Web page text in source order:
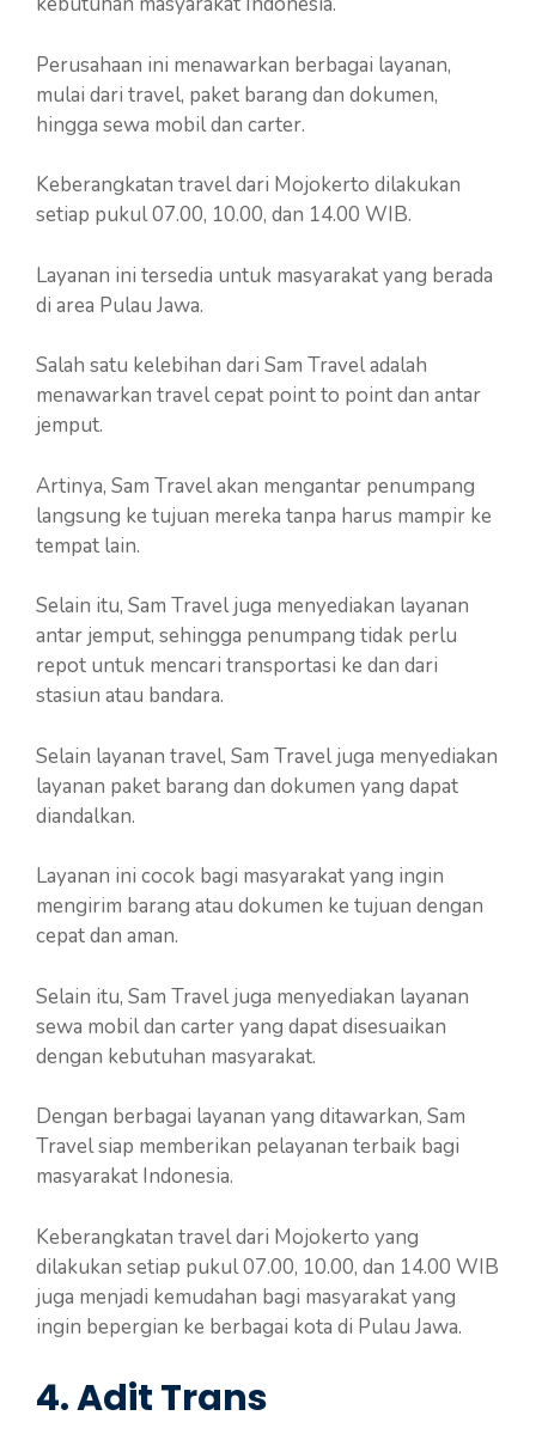
Perusahaan ini menawarkan berbagai layanan,
mulai dari travel, paket barang dan dokumen,
hingga sewa mobil dan carter.
Keberangkatan travel dari Mojokerto dilakukan
setiap pukul 07.00, 10.00, dan 14.00 WIB.
Layanan ini tersedia untuk masyarakat yang berada
di area Pulau Jawa.
Salah satu kelebihan dari Sam Travel adalah
menawarkan travel cepat point to point dan antar
jemput.
Artinya, Sam Travel akan mengantar penumpang
langsung ke tujuan mereka tanpa harus mampir ke
tempat lain.
Selain itu, Sam Travel juga menyediakan layanan
antar jemput, sehingga penumpang tidak perlu
repot untuk mencari transportasi ke dan dari
stasiun atau bandara.
Selain layanan travel, Sam Travel juga menyediakan
layanan paket barang dan dokumen yang dapat
diandalkan.
Layanan ini cocok bagi masyarakat yang ingin
mengirim barang atau dokumen ke tujuan dengan
cepat dan aman.
Selain itu, Sam Travel juga menyediakan layanan
sewa mobil dan carter yang dapat disesuaikan
dengan kebutuhan masyarakat.
Dengan berbagai layanan yang ditawarkan, Sam
Travel siap memberikan pelayanan terbaik bagi
masyarakat Indonesia.
Keberangkatan travel dari Mojokerto yang
dilakukan setiap pukul 07.00, 10.00, dan 14.00 WIB
juga menjadi kemudahan bagi masyarakat yang
ingin bepergian ke berbagai kota di Pulau Jawa.
4. Adit Trans